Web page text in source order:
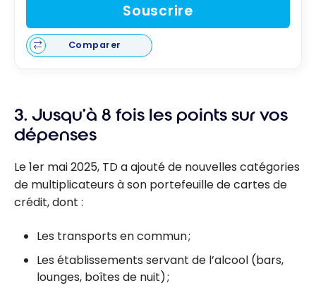
Souscrire
Comparer
3. Jusqu’à 8 fois les points sur vos
dépenses
Le 1er mai 2025, TD a ajouté de nouvelles catégories
de multiplicateurs à son portefeuille de cartes de
crédit, dont :
Les transports en commun ;
Les établissements servant de l’alcool (bars,
lounges, boîtes de nuit) ;